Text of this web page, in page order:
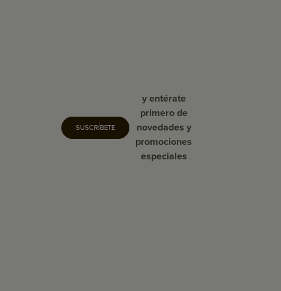
SUSCRÍBETE
y entérate
primero de
novedades y
promociones
especiales